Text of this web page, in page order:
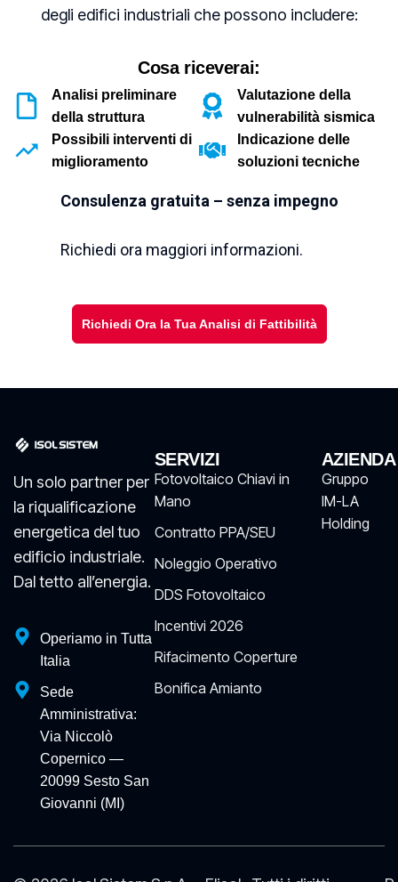
degli edifici industriali che possono includere:
Cosa riceverai:
Analisi preliminare
della struttura
Valutazione della
vulnerabilità sismica
Possibili interventi di
miglioramento
Indicazione delle
soluzioni tecniche
Consulenza gratuita – senza impegno
Richiedi ora maggiori informazioni.
Richiedi Ora la Tua Analisi di Fattibilità
Un solo partner per
la riqualificazione
energetica del tuo
edificio industriale.
Dal tetto all’energia.
Operiamo in Tutta
Italia
Sede
Amministrativa:
Via Niccolò
Copernico —
20099 Sesto San
Giovanni (MI)
SERVIZI
Fotovoltaico Chiavi in
Mano
Contratto PPA/SEU
Noleggio Operativo
DDS Fotovoltaico
Incentivi 2026
Rifacimento Coperture
Bonifica Amianto
AZIENDA
Gruppo
IM-LA
Holding